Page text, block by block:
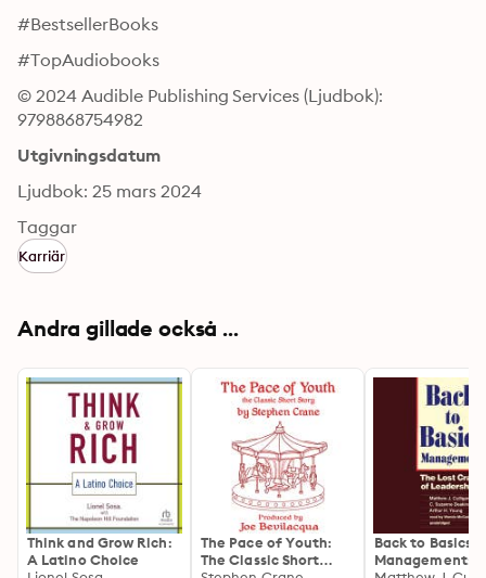
#BestsellerBooks
#TopAudiobooks
© 2024 Audible Publishing Services (Ljudbok):
9798868754982
Utgivningsdatum
Ljudbok: 25 mars 2024
Taggar
Karriär
Andra gillade också ...
Think and Grow Rich:
A Latino Choice
The Pace of Youth:
The Classic Short
Back to Basics
Management: